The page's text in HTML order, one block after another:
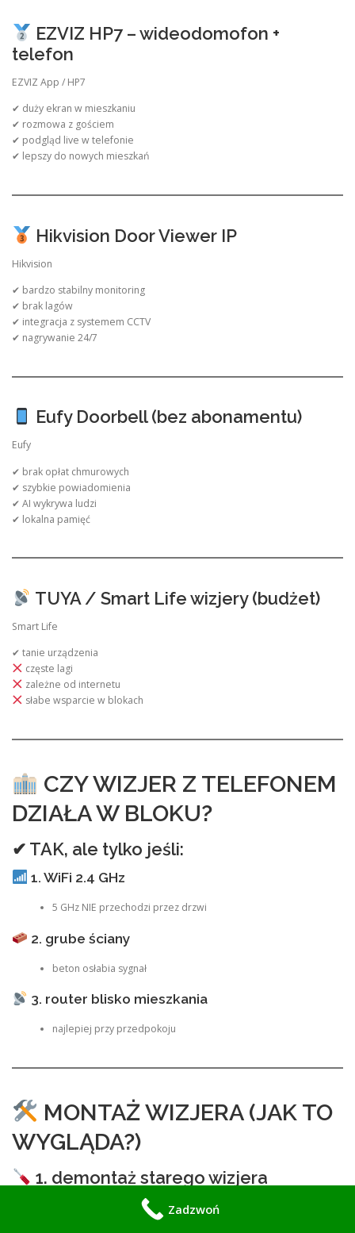
EZVIZ HP7 – wideodomofon +
telefon
EZVIZ App / HP7
✔ duży ekran w mieszkaniu
✔ rozmowa z gościem
✔ podgląd live w telefonie
✔ lepszy do nowych mieszkań
Hikvision Door Viewer IP
Hikvision
✔ bardzo stabilny monitoring
✔ brak lagów
✔ integracja z systemem CCTV
✔ nagrywanie 24/7
Eufy Doorbell (bez abonamentu)
Eufy
✔ brak opłat chmurowych
✔ szybkie powiadomienia
✔ AI wykrywa ludzi
✔ lokalna pamięć
TUYA / Smart Life wizjery (budżet)
Smart Life
✔ tanie urządzenia
częste lagi
zależne od internetu
słabe wsparcie w blokach
CZY WIZJER Z TELEFONEM
DZIAŁA W BLOKU?
✔ TAK, ale tylko jeśli:
1. WiFi 2.4 GHz
5 GHz NIE przechodzi przez drzwi
2. grube ściany
beton osłabia sygnał
3. router blisko mieszkania
najlepiej przy przedpokoju
MONTAŻ WIZJERA (JAK TO
WYGLĄDA?)
1. demontaż starego wizjera
Zadzwoń